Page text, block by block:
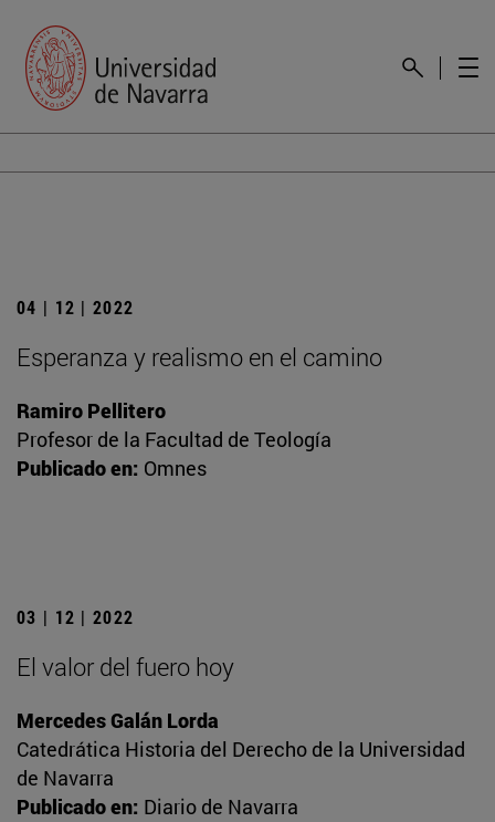
04 | 12 | 2022
Esperanza y realismo en el camino
Ramiro Pellitero
Profesor de la Facultad de Teología
Publicado en: Omnes
03 | 12 | 2022
El valor del fuero hoy
Mercedes Galán Lorda
Catedrática Historia del Derecho de la Universidad
de Navarra
Publicado en: Diario de Navarra